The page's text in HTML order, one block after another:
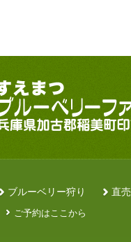
ブルーベリー狩り
ご予約はここから
直売